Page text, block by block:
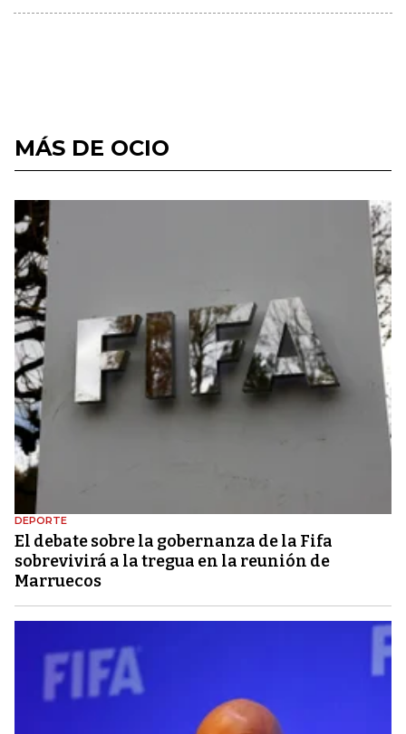
MÁS DE OCIO
DEPORTE
El debate sobre la gobernanza de la Fifa
sobrevivirá a la tregua en la reunión de
Marruecos